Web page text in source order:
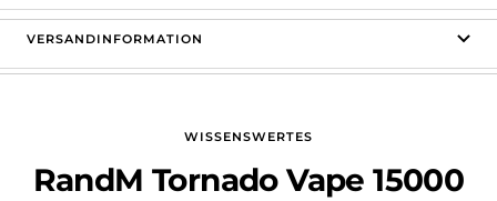
VERSANDINFORMATION
WISSENSWERTES
RandM Tornado Vape 15000